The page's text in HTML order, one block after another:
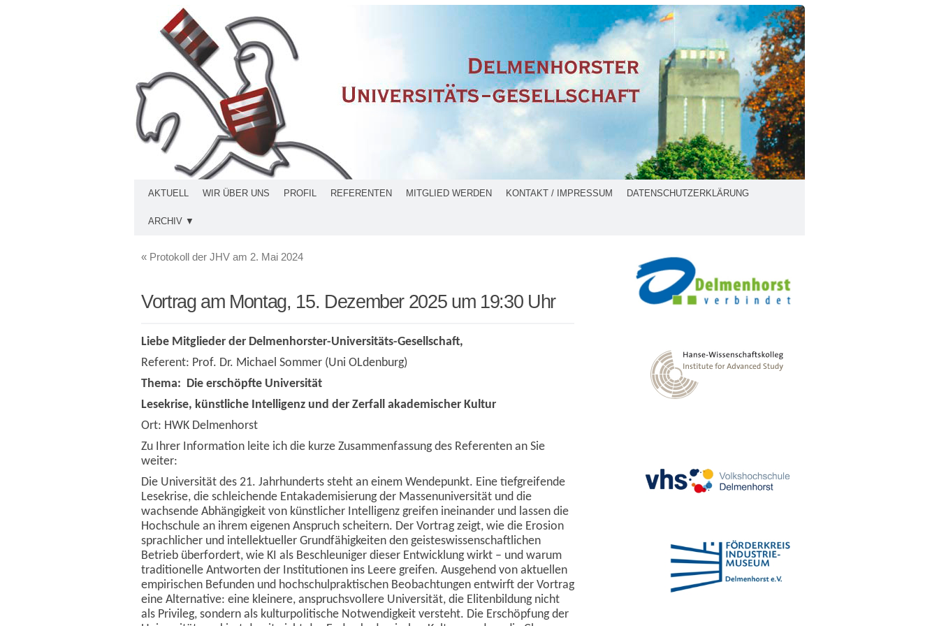
AKTUELL WIR ÜBER UNS PROFIL REFERENTEN MITGLIED WERDEN KONTAKT / IMPRESSUM DATENSCHUTZERKLÄRUNG
ARCHIV ▼
« Protokoll der JHV am 2. Mai 2024
Vortrag am Montag, 15. Dezember 2025 um 19:30 Uhr
Liebe Mitglieder der Delmenhorster-Universitäts-Gesellschaft,
Referent: Prof. Dr. Michael Sommer (Uni OLdenburg)
Thema: Die erschöpfte Universität
Lesekrise, künstliche Intelligenz und der Zerfall akademischer Kultur
Ort: HWK Delmenhorst
Zu Ihrer Information leite ich die kurze Zusammenfassung des Referenten an Sie
weiter:
Die Universität des 21. Jahrhunderts steht an einem Wendepunkt. Eine tiefgreifende
Lesekrise, die schleichende Entakademisierung der Massenuniversität und die
wachsende Abhängigkeit von künstlicher Intelligenz greifen ineinander und lassen die
Hochschule an ihrem eigenen Anspruch scheitern. Der Vortrag zeigt, wie die Erosion
sprachlicher und intellektueller Grundfähigkeiten den geisteswissenschaftlichen
Betrieb überfordert, wie KI als Beschleuniger dieser Entwicklung wirkt – und warum
traditionelle Antworten der Institutionen ins Leere greifen. Ausgehend von aktuellen
empirischen Befunden und hochschulpraktischen Beobachtungen entwirft der Vortrag
eine Alternative: eine kleinere, anspruchsvollere Universität, die Elitenbildung nicht
als Privileg, sondern als kulturpolitische Notwendigkeit versteht. Die Erschöpfung der